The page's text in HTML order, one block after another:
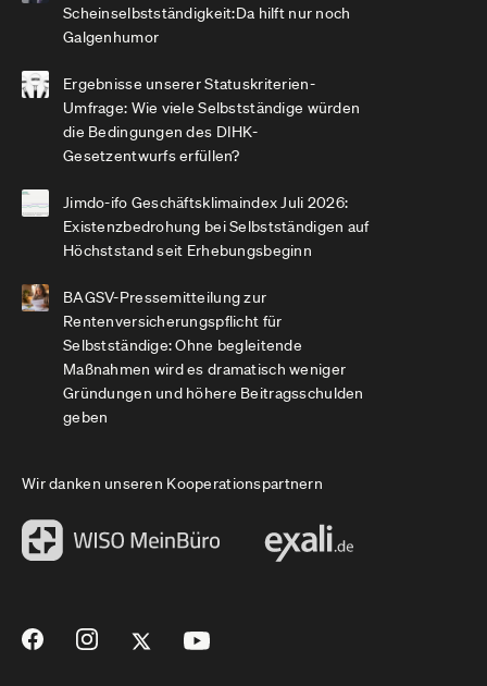
Scheinselbstständigkeit:Da hilft nur noch
Galgenhumor
Ergebnisse unserer Statuskriterien-
Umfrage: Wie viele Selbstständige würden
die Bedingungen des DIHK-
Gesetzentwurfs erfüllen?
Jimdo-ifo Geschäftsklimaindex Juli 2026:
Existenzbedrohung bei Selbstständigen auf
Höchststand seit Erhebungsbeginn
BAGSV-Pressemitteilung zur
Rentenversicherungspflicht für
Selbstständige: Ohne begleitende
Maßnahmen wird es dramatisch weniger
Gründungen und höhere Beitragsschulden
geben
Wir danken unseren Kooperationspartnern